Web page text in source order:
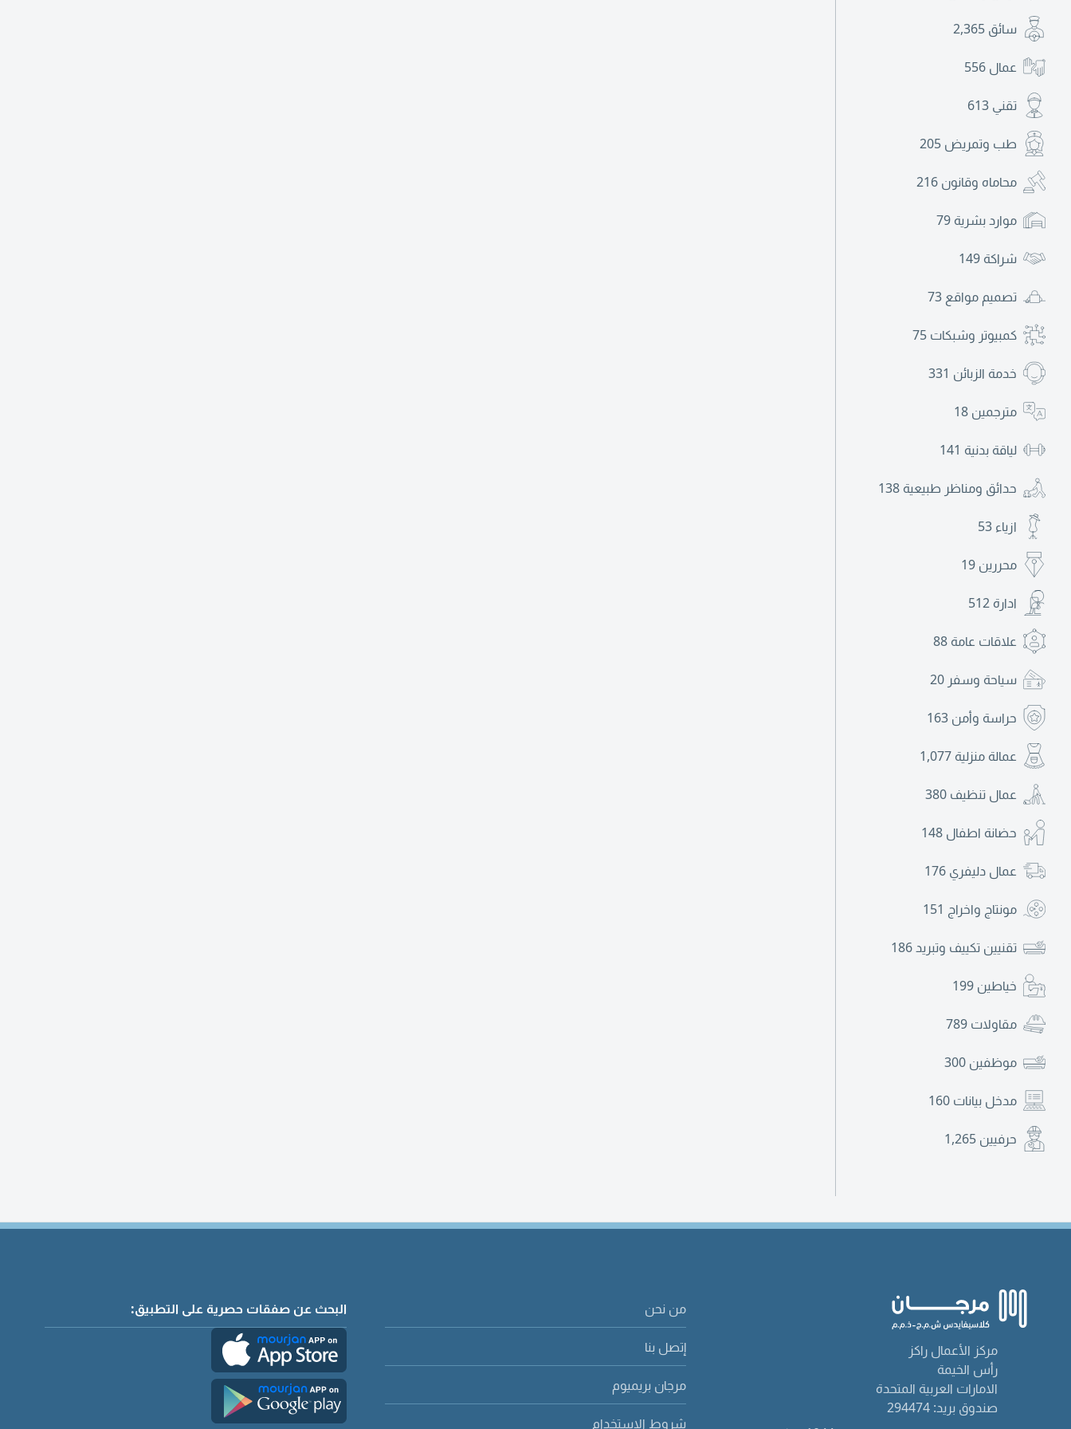
سائق 2,365
عمال 556
تقني 613
طب وتمريض 205
محاماه وقانون 216
موارد بشرية 79
شراكة 149
تصميم مواقع 73
كمبيوتر وشبكات 75
خدمة الزبائن 331
مترجمين 18
لياقة بدنية 141
حدائق ومناظر طبيعية 138
ازياء 53
محررين 19
ادارة 512
علاقات عامة 88
سياحة وسفر 20
حراسة وأمن 163
عمالة منزلية 1,077
عمال تنظيف 380
حضانة اطفال 148
عمال دليفري 176
مونتاج واخراج 151
تقنيين تكييف وتبريد186
خياطين 199
مقاولات 789
موظفين 300
مدخل بيانات 160
حرفيين 1,265
مركز الأعمال راكز
رأس الخيمة
الامارات العربية المتحدة
صندوق بريد: 294474
من نحن
إتصل بنا
مرجان بريميوم
شروط الاستخدام
البحث عن صفقات حصرية على التطبيق: